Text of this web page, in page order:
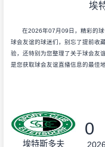
埃
在2026年07月09日，精彩的
球会友谊的球迷们，别忘了提前收
验，还特别为您整理了关于球会友
是您获取球会友谊直播信息的最佳
埃特斯多夫
0